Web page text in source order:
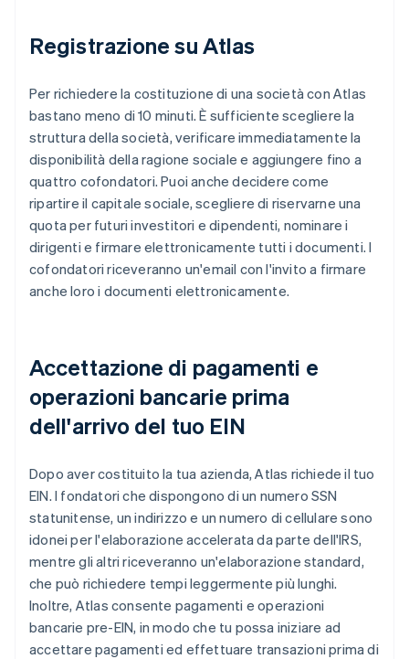
Registrazione su Atlas
Per richiedere la costituzione di una società con Atlas
bastano meno di 10 minuti. È sufficiente scegliere la
struttura della società, verificare immediatamente la
disponibilità della ragione sociale e aggiungere fino a
quattro cofondatori. Puoi anche decidere come
ripartire il capitale sociale, scegliere di riservarne una
quota per futuri investitori e dipendenti, nominare i
dirigenti e firmare elettronicamente tutti i documenti. I
cofondatori riceveranno un'email con l'invito a firmare
anche loro i documenti elettronicamente.
Accettazione di pagamenti e
operazioni bancarie prima
dell'arrivo del tuo EIN
Dopo aver costituito la tua azienda, Atlas richiede il tuo
EIN. I fondatori che dispongono di un numero SSN
statunitense, un indirizzo e un numero di cellulare sono
idonei per l'elaborazione accelerata da parte dell'IRS,
mentre gli altri riceveranno un'elaborazione standard,
che può richiedere tempi leggermente più lunghi.
Inoltre, Atlas consente pagamenti e operazioni
bancarie pre-EIN, in modo che tu possa iniziare ad
accettare pagamenti ed effettuare transazioni prima di